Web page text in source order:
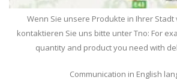
Wenn Sie unsere Produkte in Ihrer
kontaktieren Sie uns bitte unter Tno: For
quantity and product you need with
Communication in English